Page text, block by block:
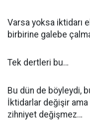
Varsa yoksa iktidarı
birbirine galebe
Tek dertleri bu…
Bu dün de böyleydi,
İktidarlar değişir
zihniyet değişmez…